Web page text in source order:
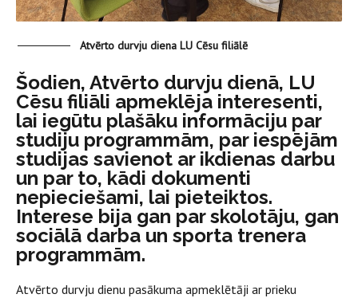
Atvērto durvju diena LU Cēsu filiālē
Šodien, Atvērto durvju dienā, LU
Cēsu filiāli apmeklēja interesenti,
lai iegūtu plašāku informāciju par
studiju programmām, par iespējām
studijas savienot ar ikdienas darbu
un par to, kādi dokumenti
nepieciešami, lai pieteiktos.
Interese bija gan par skolotāju, gan
sociālā darba un sporta trenera
programmām.
Atvērto durvju dienu pasākuma apmeklētāji ar prieku